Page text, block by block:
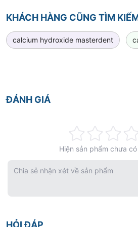
customize your instrumentation.
design makes customizing the
ColorRings
the item codes below to select
KHÁCH HÀNG CŨNG TÌM
calcium hydroxide masterdent
ĐÁNH GIÁ
0%
Hiện sản phẩm chưa
Chia sẻ nhận xét về sản phẩm
HỎI ĐÁP